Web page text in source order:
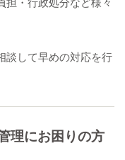
談して早めの対応を行
理にお困りの方